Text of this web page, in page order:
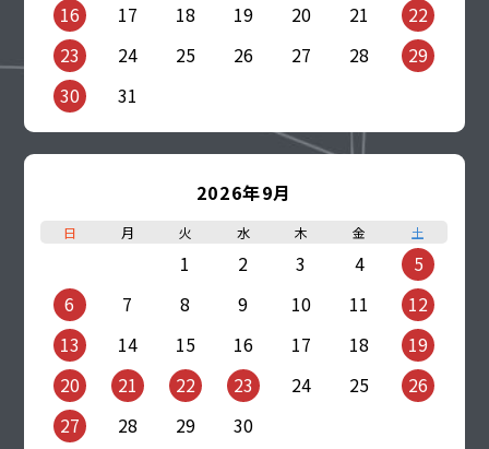
16
17 18 19 20 21
22
23
24 25 26 27 28
29
30
31
2026年9月
日 月 火 水 木 金 土
1 2 3 4
5
6
7 8 9 10 11
12
13
14 15 16 17 18
19
20
21 22 23 24 25
26
27
28 29 30